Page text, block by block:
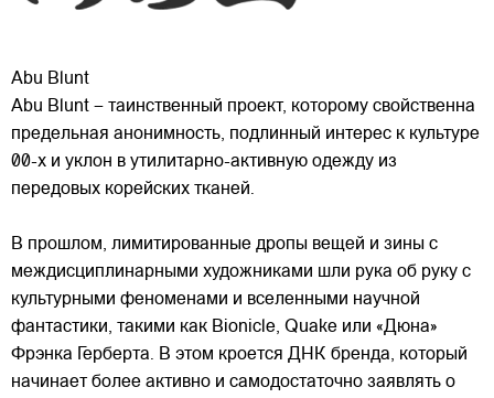
Abu Blunt
Abu Blunt – таинственный проект, которому свойственна
предельная анонимность, подлинный интерес к культуре
00-х и уклон в утилитарно-активную одежду из
передовых корейских тканей.
В прошлом, лимитированные дропы вещей и зины с
междисциплинарными художниками шли рука об руку с
культурными феноменами и вселенными научной
фантастики, такими как Bionicle, Quake или «Дюна»
Фрэнка Герберта. В этом кроется ДНК бренда, который
начинает более активно и самодостаточно заявлять о